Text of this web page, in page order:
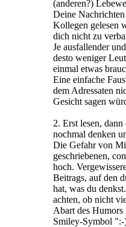
(anderen?)
Deine
Kollegen gelesen
dich nicht zu
Je ausfallender
desto weniger
einmal etwas
Eine einfache
dem Adressaten
Gesicht sagen
2. Erst lesen,
nochmal denken
Die Gefahr von
geschriebenen,
hoch.
Beitrags, auf den
hat, was du
achten, ob nicht
Abart des
Smiley-Symbol